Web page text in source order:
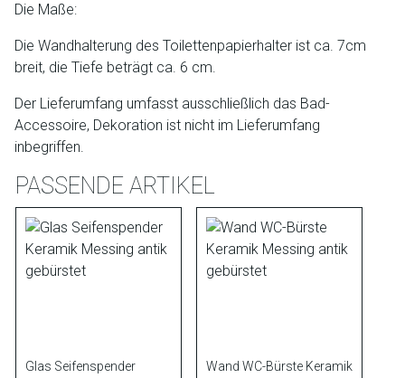
Die Maße:
Die Wandhalterung des Toilettenpapierhalter ist ca. 7cm
breit, die Tiefe beträgt ca. 6 cm.
Der Lieferumfang umfasst ausschließlich das Bad-
Accessoire, Dekoration ist nicht im Lieferumfang
inbegriffen.
PASSENDE ARTIKEL
Glas Seifenspender Wand WC-Bürste Keramik